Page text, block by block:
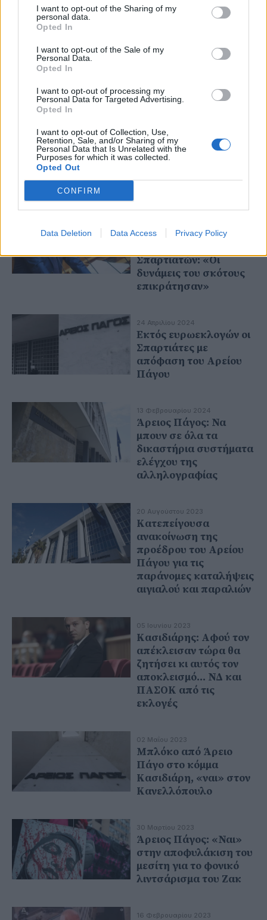
I want to opt-out of the Sharing of my
personal data.
Opted In
I want to opt-out of the Sale of my
Personal Data.
Opted In
I want to opt-out of processing my
Personal Data for Targeted Advertising.
Opted In
I want to opt-out of Collection, Use,
Retention, Sale, and/or Sharing of my
Personal Data that Is Unrelated with the
Purposes for which it was collected.
Opted Out
CONFIRM
Data Deletion Data Access Privacy Policy
ΕΥΠ – Άρειος Πάγος:
Αιφνιδιαστικός
17 Ιουνίου 2024
Παρέμβαση του Αρείου
Στίγκας για τον
Σπαρτιατών: «Οι
δυνάμεις του σκότους
επικράτησαν»
24 Απριλίου 2024
Εκτός ευρωεκλογών οι
Σπαρτιάτες με
απόφαση του Αρείου
Πάγου
13 Φεβρουαρίου 2024
Άρειος Πάγος: Να
μπουν σε όλα τα
δικαστήρια συστήματα
ελέγχου της
αλληλογραφίας
20 Αυγούστου 2023
Κατεπείγουσα
ανακοίνωση της
προέδρου του Αρείου
Πάγου για τις
παράνομες καταλήψεις
αιγιαλού και παραλιών
05 Ιουνίου 2023
Κασιδιάρης: Αφού τον
απέκλεισαν τώρα θα
ζητήσει κι αυτός τον
αποκλεισμό... ΝΔ και
ΠΑΣΟΚ από τις
εκλογές
02 Μαΐου 2023
Μπλόκο από Άρειο
Πάγο στο κόμμα
Κασιδιάρη, «ναι» στον
Κανελλόπουλο
30 Μαρτίου 2023
Άρειος Πάγος: «Ναι»
στην αποφυλάκιση του
μεσίτη για το φονικό
λιντσάρισμα του Ζακ
16 Φεβρουαρίου 2023